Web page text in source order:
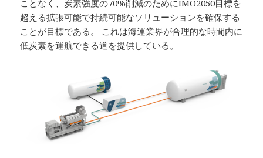
ことなく、炭素強度の70%削減のためにIMO2050目標を
超える拡張可能で持続可能なソリューションを確保する
ことが目標である。 これは海運業界が合理的な時間内に
低炭素を運航できる道を提供している。